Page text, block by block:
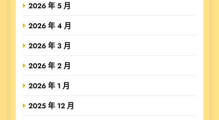
2026 年 5 月
2026 年 4 月
2026 年 3 月
2026 年 2 月
2026 年 1 月
2025 年 12 月